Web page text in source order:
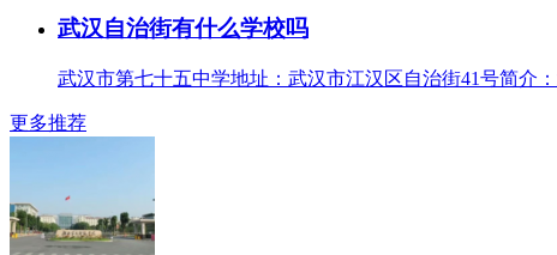
武汉自治街有什么学校吗
武汉市第七十五中学地址：武汉市江汉区自治街41号简介
更多推荐